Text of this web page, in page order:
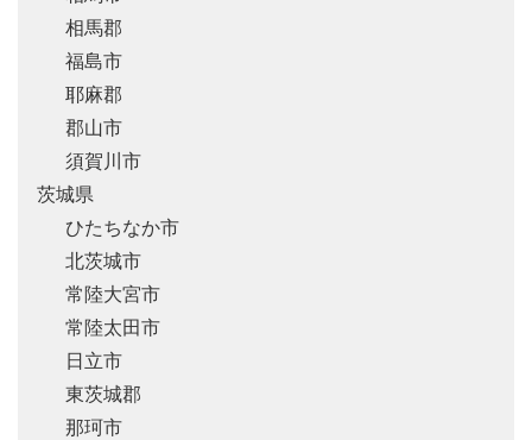
相馬郡
福島市
耶麻郡
郡山市
須賀川市
茨城県
ひたちなか市
北茨城市
常陸大宮市
常陸太田市
日立市
東茨城郡
那珂市